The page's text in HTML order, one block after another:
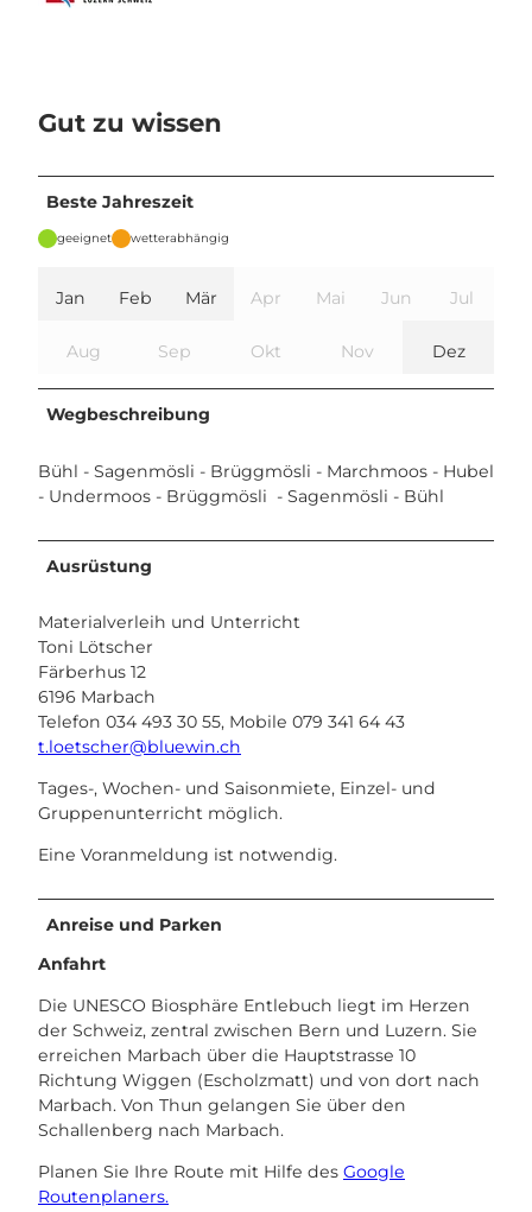
Gut zu wissen
Beste Jahreszeit
geeignet wetterabhängig
Jan Feb Mär Apr Mai Jun Jul
Aug Sep Okt Nov Dez
Wegbeschreibung
Bühl - Sagenmösli - Brüggmösli - Marchmoos - Hubel
- Undermoos - Brüggmösli - Sagenmösli - Bühl
Ausrüstung
Materialverleih und Unterricht
Toni Lötscher
Färberhus 12
6196 Marbach
Telefon 034 493 30 55, Mobile 079 341 64 43
t.loetscher@bluewin.ch
Tages-, Wochen- und Saisonmiete, Einzel- und
Gruppenunterricht möglich.
Eine Voranmeldung ist notwendig.
Anreise und Parken
Anfahrt
Die UNESCO Biosphäre Entlebuch liegt im Herzen
der Schweiz, zentral zwischen Bern und Luzern. Sie
erreichen Marbach über die Hauptstrasse 10
Richtung Wiggen (Escholzmatt) und von dort nach
Marbach. Von Thun gelangen Sie über den
Schallenberg nach Marbach.
Planen Sie Ihre Route mit Hilfe des Google
Routenplaners.